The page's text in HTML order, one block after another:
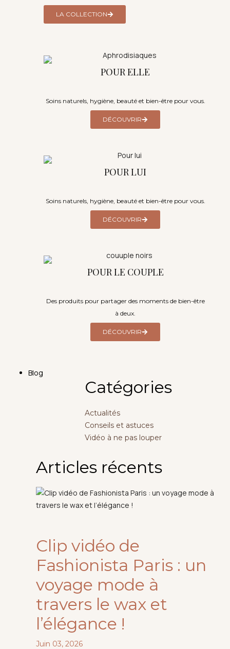
LA COLLECTION
POUR ELLE
Soins naturels, hygiène, beauté et bien-être pour vous.
DÉCOUVRIR
POUR LUI
Soins naturels, hygiène, beauté et bien-être pour vous.
DÉCOUVRIR
POUR LE COUPLE
Des produits pour partager des moments de bien-être
à deux.
DÉCOUVRIR
Blog
Catégories
Actualités
Conseils et astuces
Vidéo à ne pas louper
Articles récents
Clip vidéo de
Fashionista Paris : un
voyage mode à
travers le wax et
l’élégance !
Juin 03, 2026